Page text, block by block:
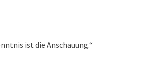
ist die Anschauung.“